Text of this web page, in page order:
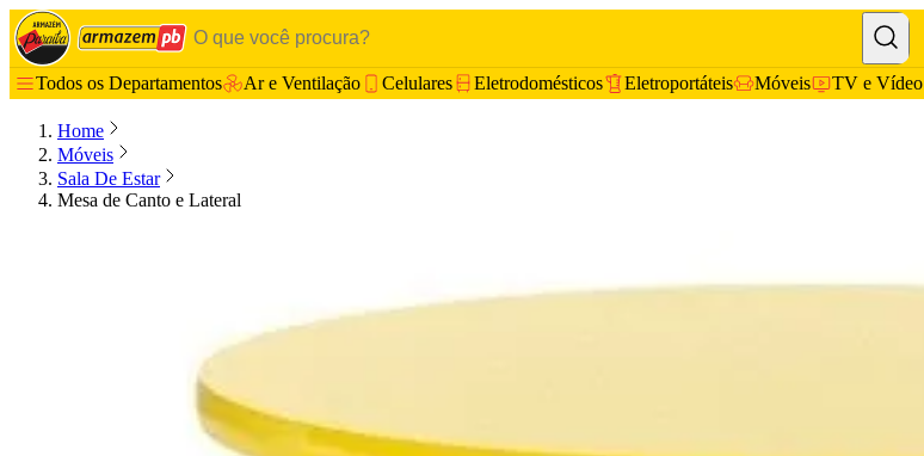
Todos os Departamentos Ar e Ventilação Celulares Eletrodomésticos Eletroportáteis Móveis TV e Vídeo
Home
Móveis
Sala De Estar
Mesa de Canto e Lateral